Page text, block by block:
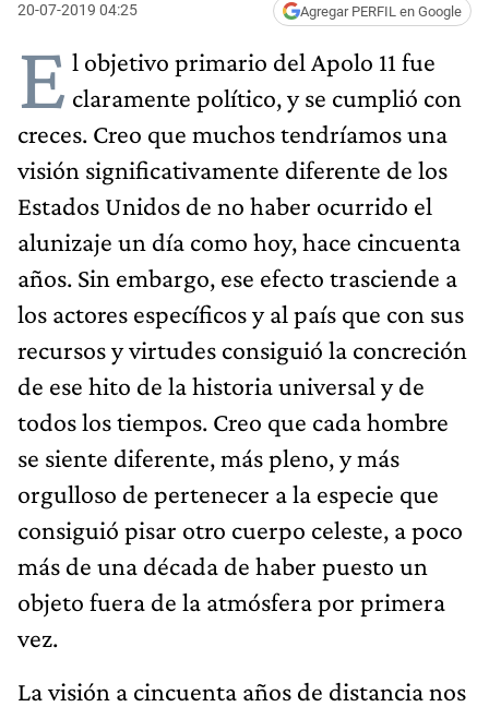
20-07-2019 04:25 Agregar PERFIL en Google
E l objetivo primario del Apolo 11 fue
claramente político, y se cumplió con
creces. Creo que muchos tendríamos una
visión significativamente diferente de los
Estados Unidos de no haber ocurrido el
alunizaje un día como hoy, hace cincuenta
años. Sin embargo, ese efecto trasciende a
los actores específicos y al país que con sus
recursos y virtudes consiguió la concreción
de ese hito de la historia universal y de
todos los tiempos. Creo que cada hombre
se siente diferente, más pleno, y más
orgulloso de pertenecer a la especie que
consiguió pisar otro cuerpo celeste, a poco
más de una década de haber puesto un
objeto fuera de la atmósfera por primera
vez.
La visión a cincuenta años de distancia nos